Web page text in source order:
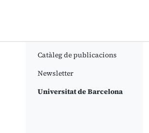
Catàleg de publicacions
Newsletter
Universitat de Barcelona